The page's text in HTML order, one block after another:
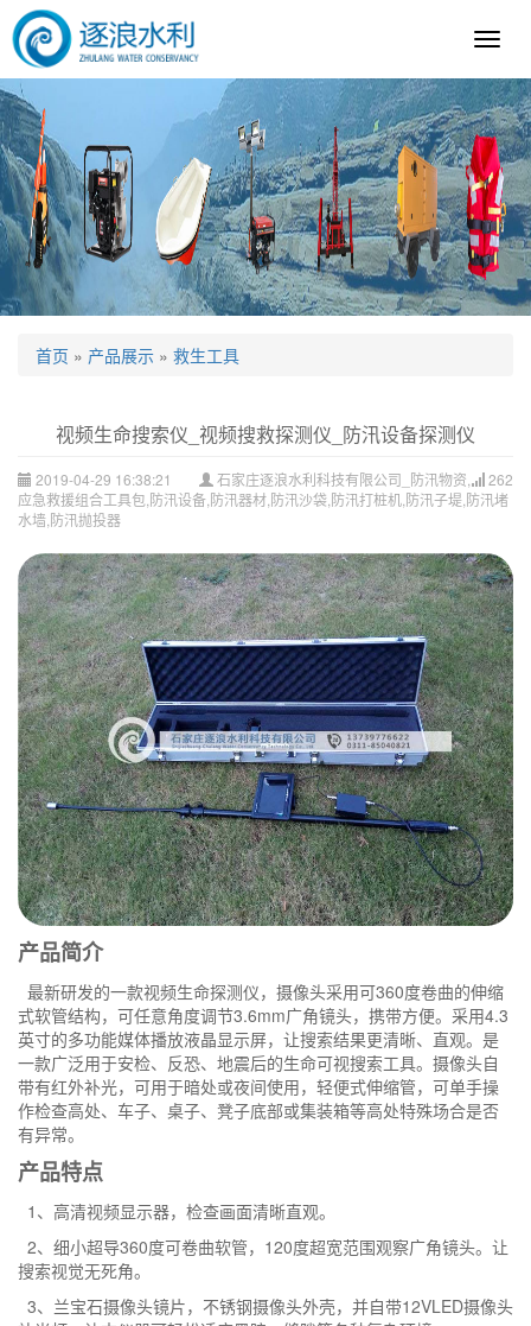
逐
科
技
首页 » 产品展示 » 救生工具
视频生命搜索仪_视频搜救探测仪_防汛设备探测仪
262
2019-04-29 16:38:21
石家庄逐浪水利科技有限公司_防汛物资,
应急救援组合工具包,防汛设备,防汛器材,防汛沙袋,防汛打桩机,防汛子堤,防汛堵
水墙,防汛抛投器
产品简介
最新研发的一款视频生命探测仪，摄像头采用可360度卷曲的伸缩
式软管结构，可任意角度调节3.6mm广角镜头，携带方便。采用4.3
英寸的多功能媒体播放液晶显示屏，让搜索结果更清晰、直观。是
一款广泛用于安检、反恐、地震后的生命可视搜索工具。摄像头自
带有红外补光，可用于暗处或夜间使用，轻便式伸缩管，可单手操
作检查高处、车子、桌子、凳子底部或集装箱等高处特殊场合是否
有异常。
产品特点
1、高清视频显示器，检查画面清晰直观。
2、细小超导360度可卷曲软管，120度超宽范围观察广角镜头。让
搜索视觉无死角。
3、兰宝石摄像头镜片，不锈钢摄像头外壳，并自带12VLED摄像头